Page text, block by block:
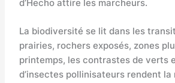
d’Hecho attire les marcheurs.
La biodiversité se lit dans les
prairies, rochers exposés, zones
printemps, les contrastes de verts
d’insectes pollinisateurs rendent la